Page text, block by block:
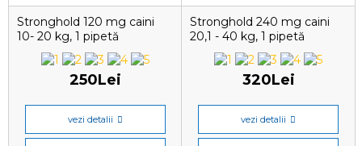
Stronghold 120 mg caini
10- 20 kg, 1 pipetă
antiparazitară
250Lei
vezi detalii
Stronghold 240 mg caini
20,1 - 40 kg, 1 pipetă
antiparazitare
320Lei
vezi detalii